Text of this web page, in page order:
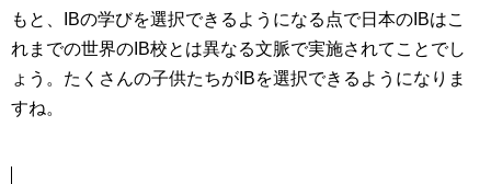
もと、IBの学びを選択できるようになる点で日本のIBはこ
れまでの世界のIB校とは異なる文脈で実施されてことでし
ょう。たくさんの子供たちがIBを選択できるようになりま
すね。